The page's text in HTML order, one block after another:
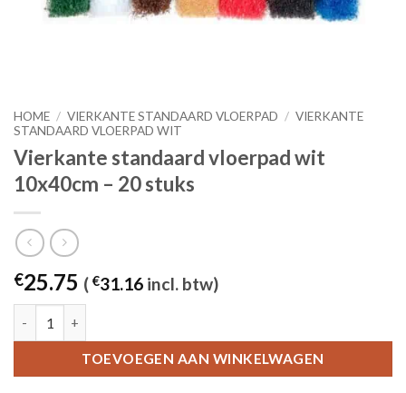
HOME / VIERKANTE STANDAARD VLOERPAD / VIERKANTE
STANDAARD VLOERPAD WIT
Vierkante standaard vloerpad wit
10x40cm – 20 stuks
€25.75 ( €31.16 incl. btw)
TOEVOEGEN AAN WINKELWAGEN